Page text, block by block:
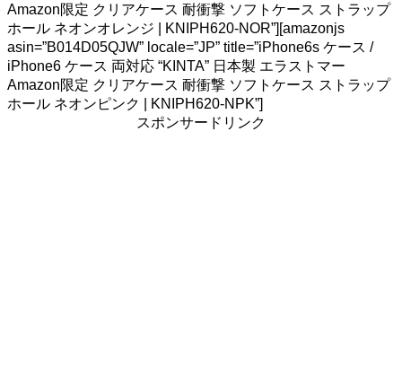
Amazon限定 クリアケース 耐衝撃 ソフトケース ストラップ
ホール ネオンオレンジ | KNIPH620-NOR”][amazonjs
asin=”B014D05QJW” locale=”JP” title=”iPhone6s ケース /
iPhone6 ケース 両対応 “KINTA” 日本製 エラストマー
Amazon限定 クリアケース 耐衝撃 ソフトケース ストラップ
ホール ネオンピンク | KNIPH620-NPK”]
スポンサードリンク